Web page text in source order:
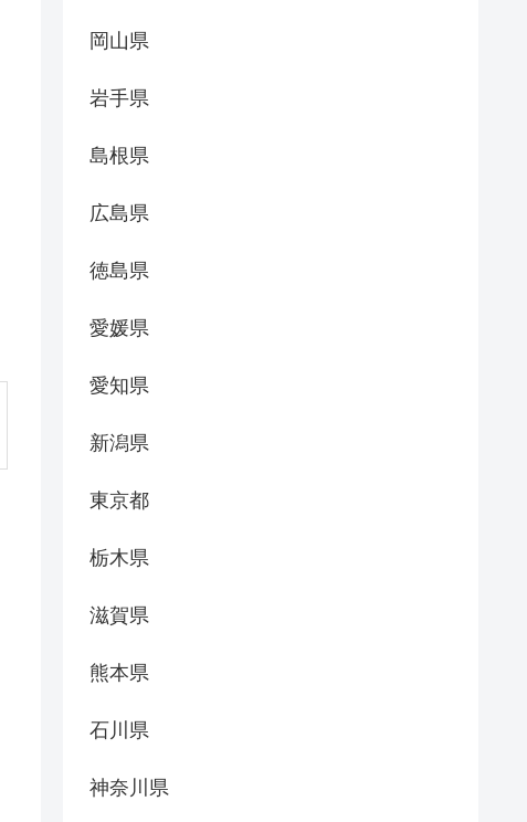
岡山県
岩手県
島根県
広島県
徳島県
愛媛県
愛知県
新潟県
東京都
栃木県
滋賀県
熊本県
石川県
神奈川県